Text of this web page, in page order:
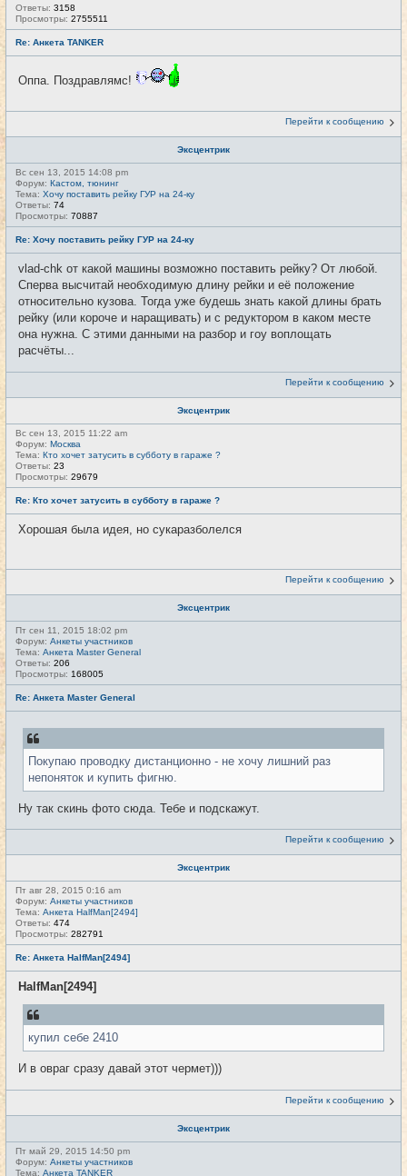
Ответы: 3158
Просмотры: 2755511
Re: Анкета TANKER
Оппа. Поздравлямс!
Перейти к сообщению
Эксцентрик
Вс сен 13, 2015 14:08 pm
Форум: Кастом, тюнинг
Тема: Хочу поставить рейку ГУР на 24-ку
Ответы: 74
Просмотры: 70887
Re: Хочу поставить рейку ГУР на 24-ку
vlad-chk от какой машины возможно поставить рейку? От любой.
Сперва высчитай необходимую длину рейки и её положение
относительно кузова. Тогда уже будешь знать какой длины брать
рейку (или короче и наращивать) и с редуктором в каком месте
она нужна. С этими данными на разбор и гоу воплощать
расчёты...
Перейти к сообщению
Эксцентрик
Вс сен 13, 2015 11:22 am
Форум: Москва
Тема: Кто хочет затусить в субботу в гараже ?
Ответы: 23
Просмотры: 29679
Re: Кто хочет затусить в субботу в гараже ?
Хорошая была идея, но сукаразболелся
Перейти к сообщению
Эксцентрик
Пт сен 11, 2015 18:02 pm
Форум: Анкеты участников
Тема: Анкета Master General
Ответы: 206
Просмотры: 168005
Re: Анкета Master General
Покупаю проводку дистанционно - не хочу лишний раз
непоняток и купить фигню.
Ну так скинь фото сюда. Тебе и подскажут.
Перейти к сообщению
Эксцентрик
Пт авг 28, 2015 0:16 am
Форум: Анкеты участников
Тема: Анкета HalfMan[2494]
Ответы: 474
Просмотры: 282791
Re: Анкета HalfMan[2494]
HalfMan[2494]
купил себе 2410
И в овраг сразу давай этот чермет)))
Перейти к сообщению
Эксцентрик
Пт май 29, 2015 14:50 pm
Форум: Анкеты участников
Тема: Анкета TANKER